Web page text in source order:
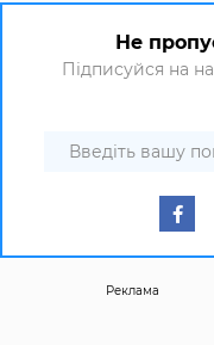
Не
Підписуйся на
Реклама